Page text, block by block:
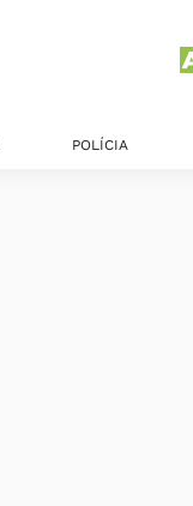
POLÍCIA